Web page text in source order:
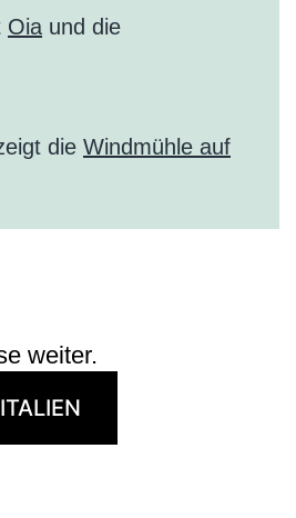
Oia und die
die Windmühle auf
weiter.
ITALIEN